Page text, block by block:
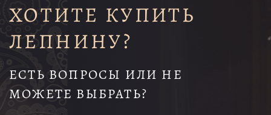
ХОТИТЕ КУПИТЬ
ЛЕПНИНУ?
ЕСТЬ ВОПРОСЫ ИЛИ НЕ
МОЖЕТЕ ВЫБРАТЬ?